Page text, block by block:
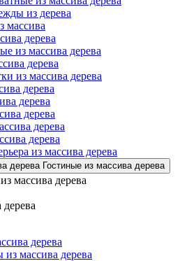
из дерева
массива
дерева
из массива дерева
дерева
из массива дерева
дерева
дерева
дерева
дерева
дерева
из массива дерева
Гостиные из массива дерева
дерева
массива дерева